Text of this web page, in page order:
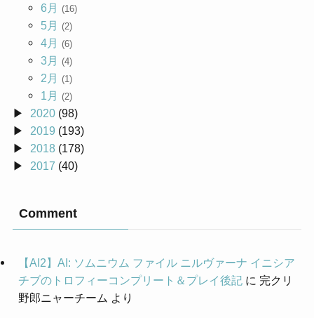
6月 (16)
5月 (2)
4月 (6)
3月 (4)
2月 (1)
1月 (2)
2020(98)
2019 (193)
2018(178)
2017 (40)
Comment
【AI2】AI: ソムニウム ファイル ニルヴァーナ イニシア
チブのトロフィーコンプリート＆プレイ後記 に 完クリ
野郎ニャーチーム より